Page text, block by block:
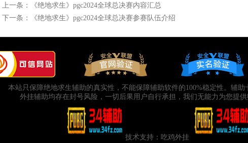
上一条：
《绝地求生》pgc2024全球总决赛内容汇总
下一条：
《绝地求生》pgc2024全球总决赛参赛队伍介绍
本站只保障绝地求生辅助的真实性，不能保障辅助软件的100%稳定性。辅助
外挂辅助均存在封号风险，一切后果用户自行承担，我们无能力为您提供
技术支持： 吃鸡外挂